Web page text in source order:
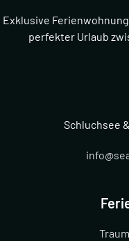
Exklusive
perfekter Urlaub
Schluchsee